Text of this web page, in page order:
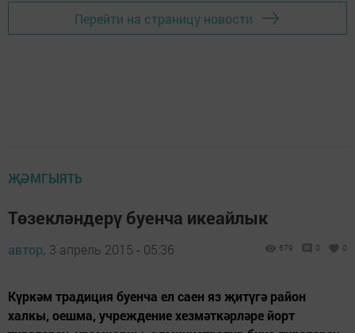
Перейти на страницу новости
ҖӘМГЫЯТЬ
Төзекләндерү буенча икеайлык
автор, 3 апрель 2015 - 05:36 679 0 0
Күркәм традиция буенча ел саен яз җитүгә район
халкы, оешма, учреждение хезмәткәрләре йорт